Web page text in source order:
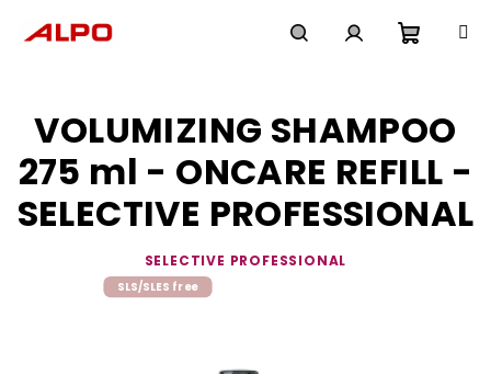
košík
VOLUMIZING SHAMPOO
275 ml - ONCARE REFILL -
SELECTIVE PROFESSIONAL
SELECTIVE PROFESSIONAL
SLS/SLES free